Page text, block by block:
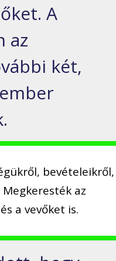
A
az
két,
bevételeikről,
az
a vevőket is.